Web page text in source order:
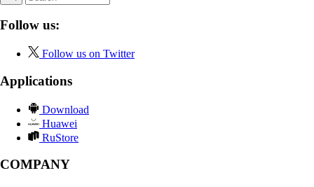
Follow us:
Follow us on Twitter
Applications
Download
Huawei
RuStore
COMPANY